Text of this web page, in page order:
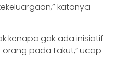
katanya
kenapa gak ada inisiatif
pada takut,” ucap